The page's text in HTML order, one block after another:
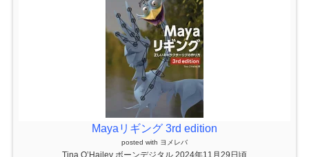
Mayaリギング 3rd edition
posted with ヨメレバ
Tina O’Hailey ボーンデジタル 2024年11月29日頃